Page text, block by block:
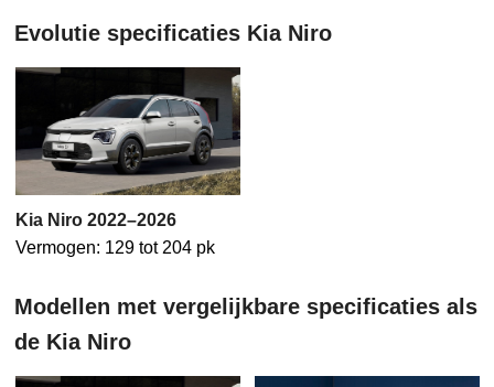
Evolutie specificaties Kia Niro
Kia Niro 2022–2026
Vermogen: 129 tot 204 pk
Modellen met vergelijkbare specificaties als
de Kia Niro